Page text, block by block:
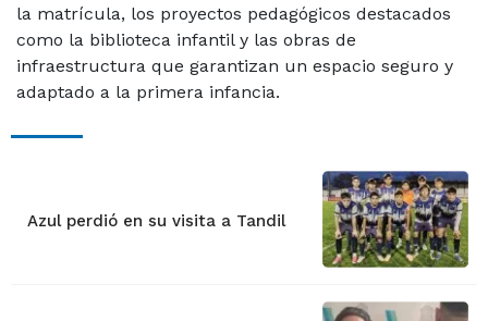
la matrícula, los proyectos pedagógicos destacados
como la biblioteca infantil y las obras de
infraestructura que garantizan un espacio seguro y
adaptado a la primera infancia.
Azul perdió en su visita a Tandil